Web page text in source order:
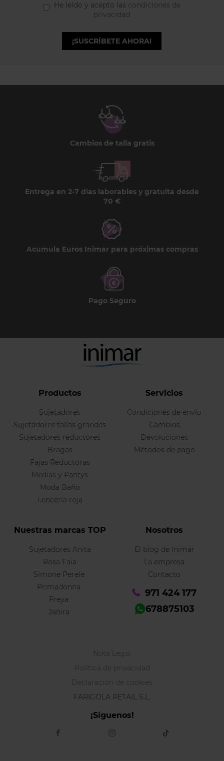
He leído y acepto las condiciones de
privacidad
¡SUSCRÍBETE AHORA!
Cambios de talla gratis
Entrega en 2-7 días laborables y gratuita desde
70 €
Acumula Euros Inimar para próximas compras
Pago Seguro
Productos
Sujetadores
Sujetadores tallas grandes
Sujetadores reductores
Bragas
Fajas Reductoras
Medias y Pantys
Moda Baño
Lencería roja
Servicios
Condiciones de envío
Cambios
Devoluciones
Métodos de pago
Nuestras marcas TOP
Sujetadores Anita
Rosa Faia
Simone Perele
Primadonna
Freya
Janira
Nosotros
El blog de Inimar
La empresa
Contacto
971 424 177
678875103
Nota Legal
Política de privacidad
Declaración de cookies
FARIGOLA RETAIL S.L.
¡Síguenos!